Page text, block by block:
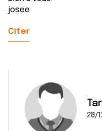
ou qu'ils ont collectées
josee
Citer
28/